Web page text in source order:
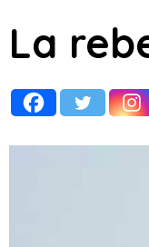
La